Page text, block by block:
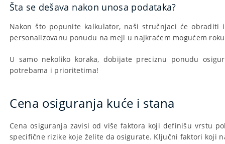
Šta se dešava nakon unosa podataka?
Nakon što popunite kalkulator, naši stručnjaci će obraditi
personalizovanu ponudu na mejl u najkraćem mogućem
U samo nekoliko koraka, dobijate preciznu ponudu
potrebama i prioritetima!
Cena osiguranja kuće i stana
Cena osiguranja zavisi od više faktora koji definišu vrstu
specifične rizike koje želite da osigurate. Ključni faktori koji